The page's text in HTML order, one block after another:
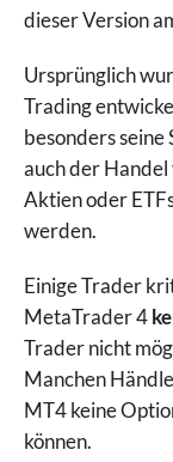
dieser Version
Ursprünglich
Trading
besonders
auch der Handel
Aktien oder
werden.
Einige Trader
MetaTrader 4
Trader nicht
Manchen
MT4 keine
können.